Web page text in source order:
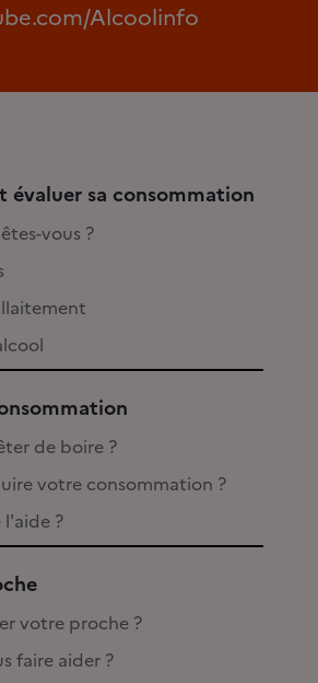
Alcoolinfo
évaluer sa consommation
vous ?
de boire ?
votre consommation ?
?
votre proche ?
faire aider ?